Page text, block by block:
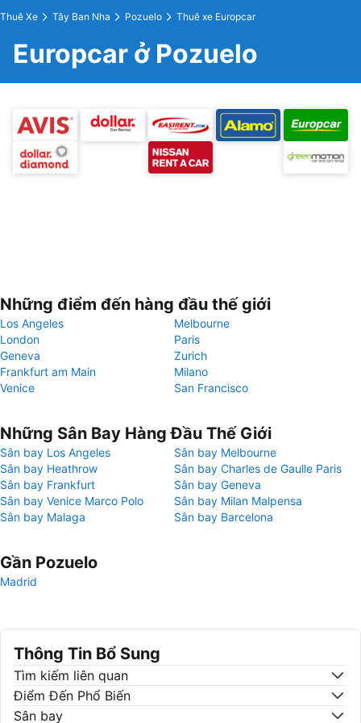
Thuê Xe Tây Ban Nha Pozuelo Thuê xe Europcar
Europcar ở Pozuelo
Những điểm đến hàng đầu thế giới
Los Angeles
Melbourne
London
Paris
Geneva
Zurich
Frankfurt am Main
Milano
Venice
San Francisco
Những Sân Bay Hàng Đầu Thế Giới
Sân bay Los Angeles
Sân bay Melbourne
Sân bay Heathrow
Sân bay Charles de Gaulle Paris
Sân bay Frankfurt
Sân bay Geneva
Sân bay Venice Marco Polo
Sân bay Milan Malpensa
Sân bay Malaga
Sân bay Barcelona
Gần Pozuelo
Madrid
Thông Tin Bổ Sung
Tìm kiếm liên quan
Điểm Đến Phổ Biến
Sân bay